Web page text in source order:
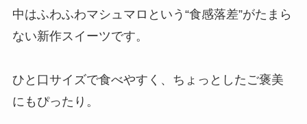
中はふわふわマシュマロという“食感落差”がたまら
ない新作スイーツです。
ひと口サイズで食べやすく、ちょっとしたご褒美
にもぴったり。